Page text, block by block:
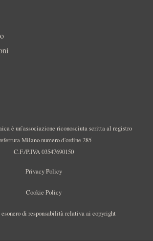
è un’associazione riconosciuta scritta al registro
Milano numero d’ordine 285
C.F./P.IVA 03547690150
Privacy Policy
Cookie Policy
di responsabilità relativa ai copyright